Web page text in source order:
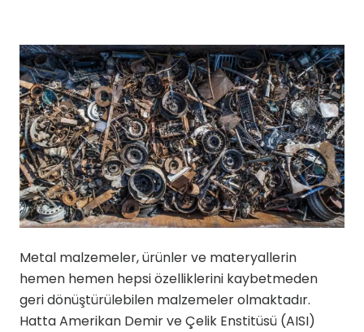
Metal malzemeler, ürünler ve materyallerin
hemen hemen hepsi özelliklerini kaybetmeden
geri dönüştürülebilen malzemeler olmaktadır.
Hatta Amerikan Demir ve Çelik Enstitüsü (AISI)